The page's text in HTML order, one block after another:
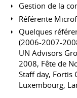
Gestion de la
Référente
Quelques
(2006-2007-
UN Advisors
2008, Fête de
Staff day, Fortis
Luxembourg,